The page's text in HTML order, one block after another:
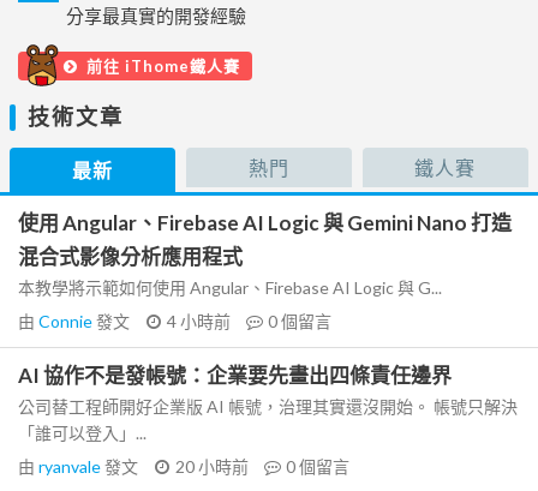
分享最真實的開發經驗
前往 iThome鐵人賽
技術文章
最新 熱門 鐵人賽
使用 Angular、Firebase AI Logic 與 Gemini Nano 打造
混合式影像分析應用程式
本教學將示範如何使用 Angular、Firebase AI Logic 與 G...
由 Connie發文 4 小時前 0個留言
AI 協作不是發帳號：企業要先畫出四條責任邊界
公司替工程師開好企業版 AI 帳號，治理其實還沒開始。 帳號只解決
「誰可以登入」...
由 ryanvale發文 20 小時前 0個留言